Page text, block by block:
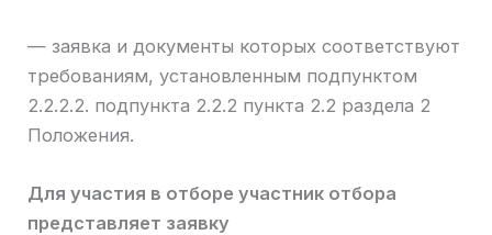
— заявка и документы которых соответствуют
требованиям, установленным подпунктом
2.2.2.2. подпункта 2.2.2 пункта 2.2 раздела 2
Положения.
Для участия в отборе участник отбора
представляет заявку